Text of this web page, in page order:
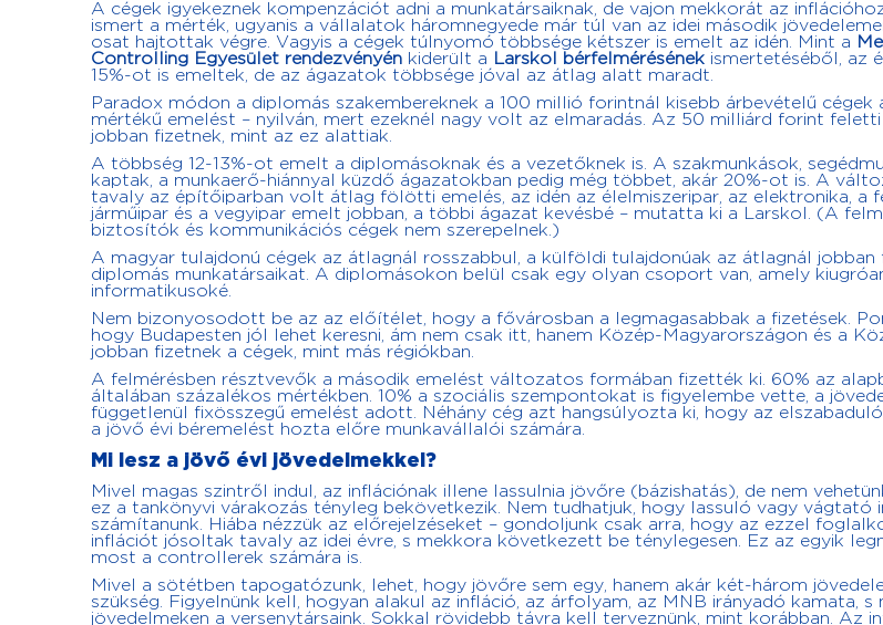
A cégek igyekeznek kompenzációt adni a munkatársaiknak, de vajon mekkorát az
ismert a mérték, ugyanis a vállalatok háromnegyede már túl van az idei második
osat hajtottak végre. Vagyis a cégek túlnyomó többsége kétszer is emelt az idén. Mint a
Controlling Egyesület rendezvényén kiderült a Larskol bérfelmérésének ismertetéséből, az
15%-ot is emeltek, de az ágazatok többsége jóval az átlag alatt maradt.
Paradox módon a diplomás szakembereknek a 100 millió forintnál kisebb árbevételű cégek
mértékű emelést – nyilván, mert ezeknél nagy volt az elmaradás. Az 50 milliárd forint
jobban fizetnek, mint az ez alattiak.
A többség 12-13%-ot emelt a diplomásoknak és a vezetőknek is. A szakmunkások,
kaptak, a munkaerő-hiánnyal küzdő ágazatokban pedig még többet, akár 20%-ot is. A
tavaly az építőiparban volt átlag fölötti emelés, az idén az élelmiszeripar, az elektronika, a
járműipar és a vegyipar emelt jobban, a többi ágazat kevésbé – mutatta ki a Larskol. (A
biztosítók és kommunikációs cégek nem szerepelnek.)
A magyar tulajdonú cégek az átlagnál rosszabbul, a külföldi tulajdonúak az átlagnál jobban
diplomás munkatársaikat. A diplomásokon belül csak egy olyan csoport van, amely
informatikusoké.
Nem bizonyosodott be az az előítélet, hogy a fővárosban a legmagasabbak a fizetések.
hogy Budapesten jól lehet keresni, ám nem csak itt, hanem Közép-Magyarországon és a
jobban fizetnek a cégek, mint más régiókban.
A felmérésben résztvevők a második emelést változatos formában fizették ki. 60% az
általában százalékos mértékben. 10% a szociális szempontokat is figyelembe vette, a
függetlenül fixösszegű emelést adott. Néhány cég azt hangsúlyozta ki, hogy az
a jövő évi béremelést hozta előre munkavállalói számára.
Mi lesz a jövő évi jövedelmekkel?
Mivel magas szintről indul, az inflációnak illene lassulnia jövőre (bázishatás), de nem
ez a tankönyvi várakozás tényleg bekövetkezik. Nem tudhatjuk, hogy lassuló vagy vágtató
számítanunk. Hiába nézzük az előrejelzéseket – gondoljunk csak arra, hogy az ezzel
inflációt jósoltak tavaly az idei évre, s mekkora következett be ténylegesen. Ez az egyik
most a controllerek számára is.
Mivel a sötétben tapogatózunk, lehet, hogy jövőre sem egy, hanem akár két-három
szükség. Figyelnünk kell, hogyan alakul az infláció, az árfolyam, az MNB irányadó kamata, s
jövedelmeken a versenytársaink. Sokkal rövidebb távra kell terveznünk, mint korábban. Az